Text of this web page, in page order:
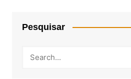
Pesquisar